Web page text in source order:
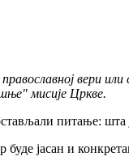
вери
мисије Цркве.
питање: шта
јасан и